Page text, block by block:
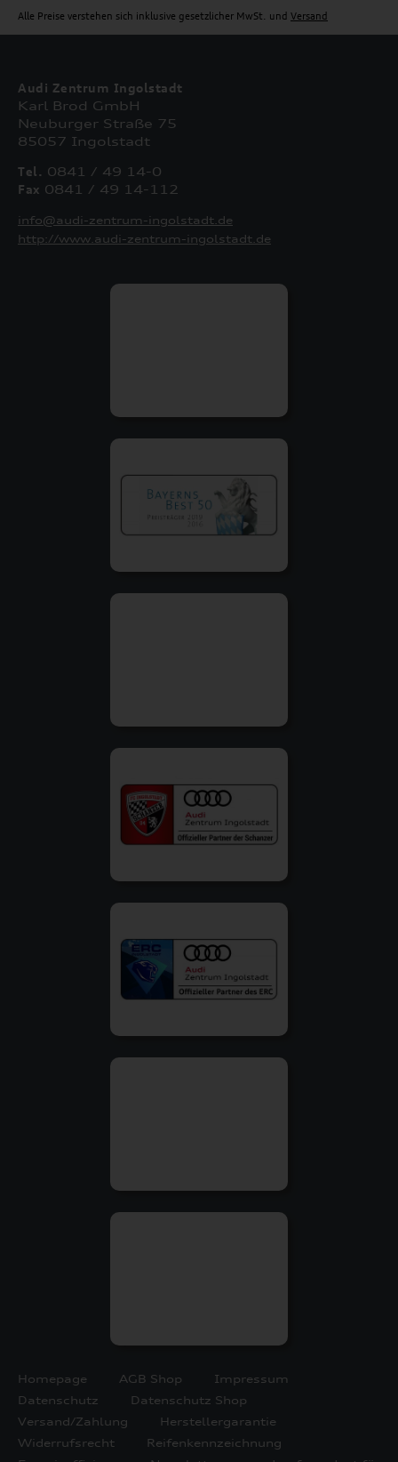
Alle Preise verstehen sich inklusive gesetzlicher MwSt. und Versand
Audi Zentrum Ingolstadt
Karl Brod GmbH
Neuburger Straße 75
85057 Ingolstadt
Tel. 0841 / 49 14-0
Fax 0841 / 49 14-112
info@audi-zentrum-ingolstadt.de
http://www.audi-zentrum-ingolstadt.de
Homepage AGB Shop
Impressum
Datenschutz
Datenschutz Shop
Versand/Zahlung
Herstellergarantie
Widerrufsrecht
Reifenkennzeichnung